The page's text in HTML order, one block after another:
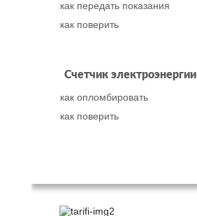
как передать показания
как поверить
Счетчик электроэнергии
как опломбировать
как поверить